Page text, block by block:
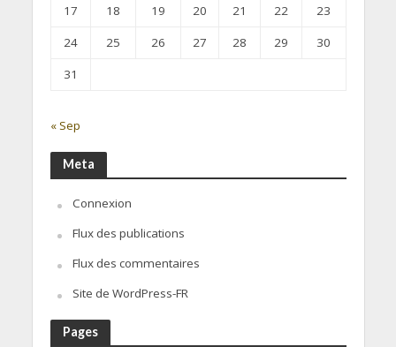
17
18 19 20 21 22
23
24
25 26 27 28 29
30
31
« Sep
Meta
Connexion
Flux des publications
Flux des commentaires
Site de WordPress-FR
Pages